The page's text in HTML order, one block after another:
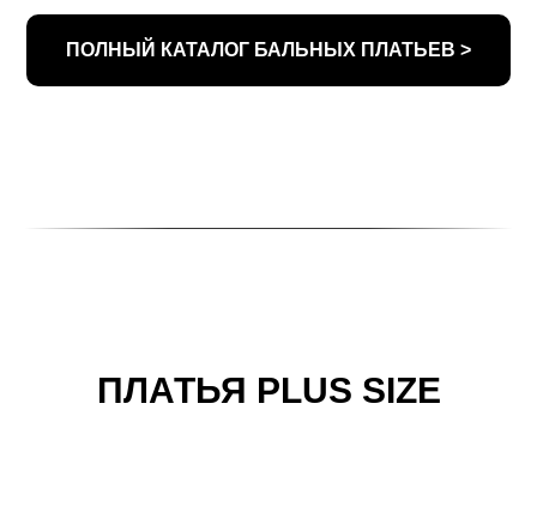
ПОЛНЫЙ КАТАЛОГ БАЛЬНЫХ ПЛАТЬЕВ >
ПЛАТЬЯ PLUS SIZE